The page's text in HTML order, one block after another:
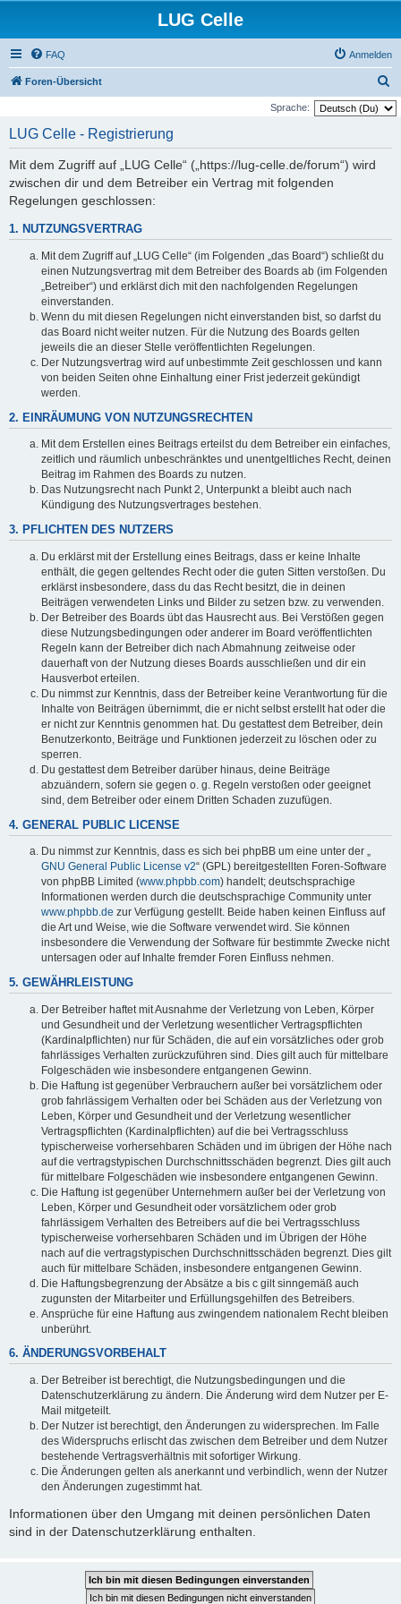
LUG Celle
FAQ Anmelden
Foren-Übersicht
u
Sprache:
LUG Celle - Registrierung
Mit dem Zugriff auf „LUG Celle“ („https://lug-celle.de/forum“) wird
zwischen dir und dem Betreiber ein Vertrag mit folgenden
Regelungen geschlossen:
1. NUTZUNGSVERTRAG
Mit dem Zugriff auf „LUG Celle“ (im Folgenden „das Board“) schließt du
einen Nutzungsvertrag mit dem Betreiber des Boards ab (im Folgenden
„Betreiber“) und erklärst dich mit den nachfolgenden Regelungen
einverstanden.
Wenn du mit diesen Regelungen nicht einverstanden bist, so darfst du
das Board nicht weiter nutzen. Für die Nutzung des Boards gelten
jeweils die an dieser Stelle veröffentlichten Regelungen.
Der Nutzungsvertrag wird auf unbestimmte Zeit geschlossen und kann
von beiden Seiten ohne Einhaltung einer Frist jederzeit gekündigt
werden.
2. EINRÄUMUNG VON NUTZUNGSRECHTEN
Mit dem Erstellen eines Beitrags erteilst du dem Betreiber ein einfaches,
zeitlich und räumlich unbeschränktes und unentgeltliches Recht, deinen
Beitrag im Rahmen des Boards zu nutzen.
Das Nutzungsrecht nach Punkt 2, Unterpunkt a bleibt auch nach
Kündigung des Nutzungsvertrages bestehen.
3. PFLICHTEN DES NUTZERS
Du erklärst mit der Erstellung eines Beitrags, dass er keine Inhalte
enthält, die gegen geltendes Recht oder die guten Sitten verstoßen. Du
erklärst insbesondere, dass du das Recht besitzt, die in deinen
Beiträgen verwendeten Links und Bilder zu setzen bzw. zu verwenden.
Der Betreiber des Boards übt das Hausrecht aus. Bei Verstößen gegen
diese Nutzungsbedingungen oder anderer im Board veröffentlichten
Regeln kann der Betreiber dich nach Abmahnung zeitweise oder
dauerhaft von der Nutzung dieses Boards ausschließen und dir ein
Hausverbot erteilen.
Du nimmst zur Kenntnis, dass der Betreiber keine Verantwortung für die
Inhalte von Beiträgen übernimmt, die er nicht selbst erstellt hat oder die
er nicht zur Kenntnis genommen hat. Du gestattest dem Betreiber, dein
Benutzerkonto, Beiträge und Funktionen jederzeit zu löschen oder zu
sperren.
Du gestattest dem Betreiber darüber hinaus, deine Beiträge
abzuändern, sofern sie gegen o. g. Regeln verstoßen oder geeignet
sind, dem Betreiber oder einem Dritten Schaden zuzufügen.
4. GENERAL PUBLIC LICENSE
Du nimmst zur Kenntnis, dass es sich bei phpBB um eine unter der „
GNU General Public License v2“ (GPL) bereitgestellten Foren-Software
von phpBB Limited (www.phpbb.com) handelt; deutschsprachige
Informationen werden durch die deutschsprachige Community unter
www.phpbb.de zur Verfügung gestellt. Beide haben keinen Einfluss auf
die Art und Weise, wie die Software verwendet wird. Sie können
insbesondere die Verwendung der Software für bestimmte Zwecke nicht
untersagen oder auf Inhalte fremder Foren Einfluss nehmen.
5. GEWÄHRLEISTUNG
Der Betreiber haftet mit Ausnahme der Verletzung von Leben, Körper
und Gesundheit und der Verletzung wesentlicher Vertragspflichten
(Kardinalpflichten) nur für Schäden, die auf ein vorsätzliches oder grob
fahrlässiges Verhalten zurückzuführen sind. Dies gilt auch für mittelbare
Folgeschäden wie insbesondere entgangenen Gewinn.
Die Haftung ist gegenüber Verbrauchern außer bei vorsätzlichem oder
grob fahrlässigem Verhalten oder bei Schäden aus der Verletzung von
Leben, Körper und Gesundheit und der Verletzung wesentlicher
Vertragspflichten (Kardinalpflichten) auf die bei Vertragsschluss
typischerweise vorhersehbaren Schäden und im übrigen der Höhe nach
auf die vertragstypischen Durchschnittsschäden begrenzt. Dies gilt auch
für mittelbare Folgeschäden wie insbesondere entgangenen Gewinn.
Die Haftung ist gegenüber Unternehmern außer bei der Verletzung von
Leben, Körper und Gesundheit oder vorsätzlichem oder grob
fahrlässigem Verhalten des Betreibers auf die bei Vertragsschluss
typischerweise vorhersehbaren Schäden und im Übrigen der Höhe
nach auf die vertragstypischen Durchschnittsschäden begrenzt. Dies gilt
auch für mittelbare Schäden, insbesondere entgangenen Gewinn.
Die Haftungsbegrenzung der Absätze a bis c gilt sinngemäß auch
zugunsten der Mitarbeiter und Erfüllungsgehilfen des Betreibers.
Ansprüche für eine Haftung aus zwingendem nationalem Recht bleiben
unberührt.
6. ÄNDERUNGSVORBEHALT
Der Betreiber ist berechtigt, die Nutzungsbedingungen und die
Datenschutzerklärung zu ändern. Die Änderung wird dem Nutzer per E-
Mail mitgeteilt.
Der Nutzer ist berechtigt, den Änderungen zu widersprechen. Im Falle
des Widerspruchs erlischt das zwischen dem Betreiber und dem Nutzer
bestehende Vertragsverhältnis mit sofortiger Wirkung.
Die Änderungen gelten als anerkannt und verbindlich, wenn der Nutzer
den Änderungen zugestimmt hat.
Informationen über den Umgang mit deinen persönlichen Daten
sind in der Datenschutzerklärung enthalten.